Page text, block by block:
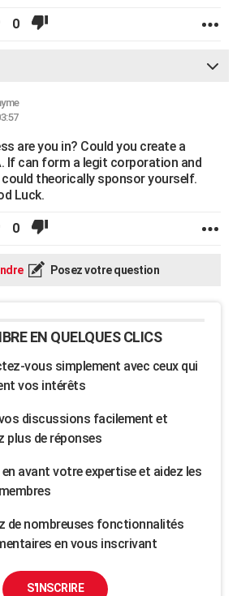
0
are you in? Could you create a
If can form a legit corporation and
could theorically sponsor yourself.
Luck.
0
Posez votre question
EN QUELQUES CLICS
vous simplement avec ceux qui
vos intérêts
discussions facilement et
plus de réponses
avant votre expertise et aidez les
de nombreuses fonctionnalités
en vous inscrivant
S'INSCRIRE